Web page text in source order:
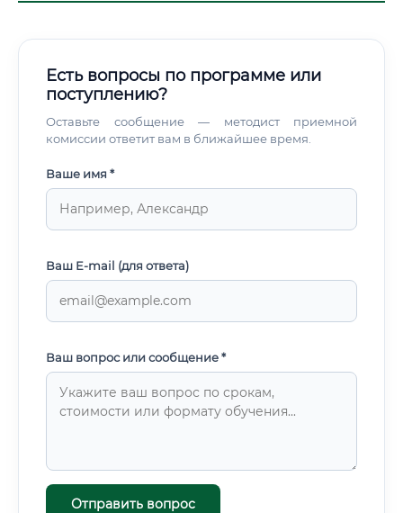
Есть вопросы по программе или
поступлению?
Оставьте сообщение — методист приемной
комиссии ответит вам в ближайшее время.
Ваше имя *
Ваш E-mail (для ответа)
Ваш вопрос или сообщение *
Отправить вопрос